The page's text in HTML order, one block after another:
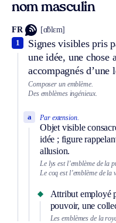
nom masculin
FR [ɑ̃blɛm]
Signes visibles pris
une idée, une chose
accompagnés
1
Composer un emblème.
Des emblèmes ingénieux.
Par extension.
Objet visible
idée ; figure
allusion.
a
Le lys est l’emblème de la
Le coq est l’emblème de la
Attribut employé
pouvoir, une
Les emblèmes de la